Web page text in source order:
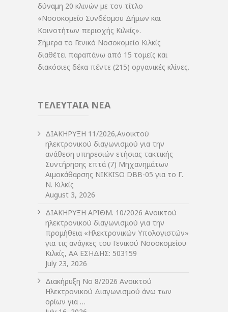
δύναμη 20 κλινών με τον τίτλο
«Νοσοκομείο Συνδέσμου Δήμων και
Κοινοτήτων περιοχής Κιλκίς».
Σήμερα το Γενικό Νοσοκομείο Κιλκίς
διαθέτει παραπάνω από 15 τομείς και
διακόσιες δέκα πέντε (215) οργανικές κλίνες.
ΤΕΛΕΥΤΑΙΑ ΝΕΑ
ΔIΑΚΗΡΥΞΗ 11/2026,Ανοικτού
ηλεκτρονικού διαγωνισμού για την
ανάθεση υπηρεσιών ετήσιας τακτικής
Συντήρησης επτά (7) Μηχανημάτων
Αιμοκάθαρσης NIKKISO DBB-05 για το Γ.
Ν. Κιλκίς
August 3, 2026
ΔIΑΚΗΡΥΞΗ ΑΡIΘΜ. 10/2026 Ανοικτού
ηλεκτρονικού διαγωνισμού για την
προμήθεια «Ηλεκτρονικών Υπολογιστών»
για τις ανάγκες του Γενικού Νοσοκομείου
Κιλκίς, ΑΑ ΕΣΗΔΗΣ: 503159
July 23, 2026
Διακήρυξη Νο 8/2026 Ανοικτού
Ηλεκτρονικού Διαγωνισμού άνω των
ορίων για …